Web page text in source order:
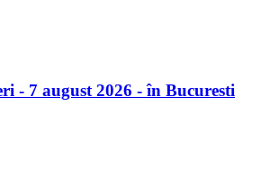
- 7 august 2026 - în Bucuresti